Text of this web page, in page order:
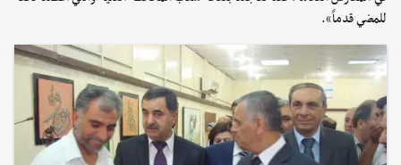
للمضي قدماً».